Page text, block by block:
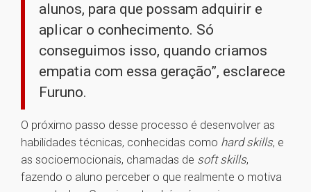
alunos, para que possam adquirir e
aplicar o conhecimento. Só
conseguimos isso, quando criamos
empatia com essa geração”, esclarece
Furuno.
O próximo passo desse processo é desenvolver as
habilidades técnicas, conhecidas como hard skills, e
as socioemocionais, chamadas de soft skills,
fazendo o aluno perceber o que realmente o motiva